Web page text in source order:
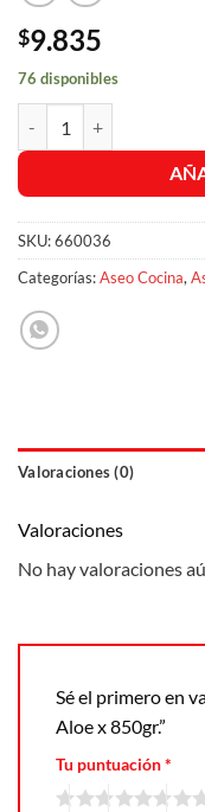
$9.835
76 disponibles
SKU:660036
Categorías:Aseo Cocina,
Valoraciones (0)
Valoraciones
No hay valoraciones
Sé el primero en
Aloe x 850gr.”
Tu puntuación*